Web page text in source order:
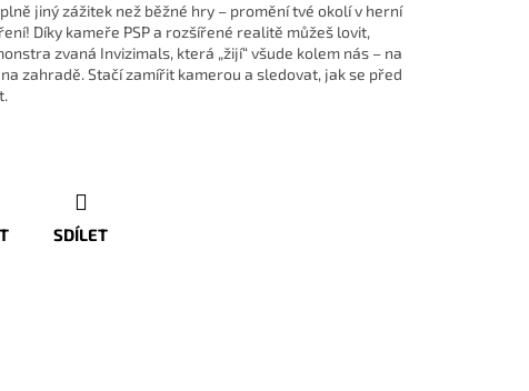
jiný zážitek než běžné hry – promění tvé okolí v herní
Díky kameře PSP a rozšířené realitě můžeš lovit,
zvaná Invizimals, která „žijí“ všude kolem nás – na
zahradě. Stačí zamířit kamerou a sledovat, jak se před
SDÍLET